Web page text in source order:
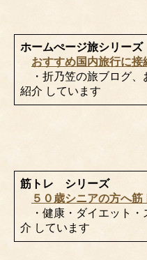
ホームぺージ旅シリーズ
おすすめ国内旅行に接
・折乃笠の旅ブログ、
紹介 しています
筋トレ シリーズ
５０歳シニアの方へ筋
・健康・ダイエット・
介 しています